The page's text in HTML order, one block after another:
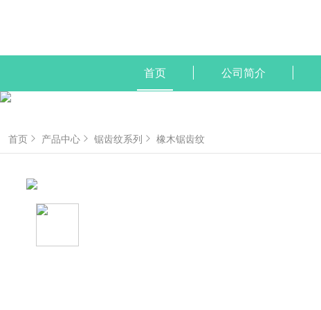
首页 公司简介
首页 产品中心 锯齿纹系列 橡木锯齿纹